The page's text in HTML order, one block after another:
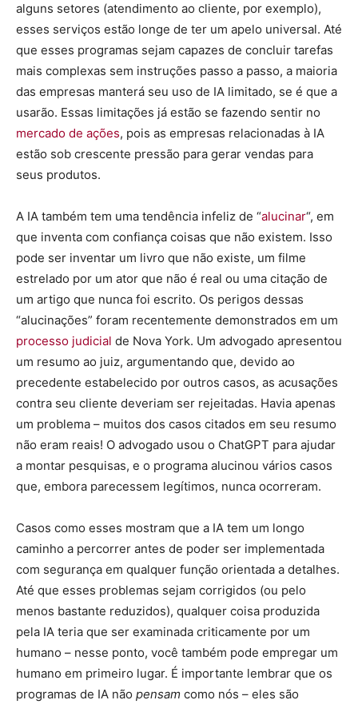
alguns setores (atendimento ao cliente, por exemplo),
esses serviços estão longe de ter um apelo universal. Até
que esses programas sejam capazes de concluir tarefas
mais complexas sem instruções passo a passo, a maioria
das empresas manterá seu uso de IA limitado, se é que a
usarão. Essas limitações já estão se fazendo sentir no
mercado de ações, pois as empresas relacionadas à IA
estão sob crescente pressão para gerar vendas para
seus produtos.
A IA também tem uma tendência infeliz de “alucinar“, em
que inventa com confiança coisas que não existem. Isso
pode ser inventar um livro que não existe, um filme
estrelado por um ator que não é real ou uma citação de
um artigo que nunca foi escrito. Os perigos dessas
“alucinações” foram recentemente demonstrados em um
processo judicial de Nova York. Um advogado apresentou
um resumo ao juiz, argumentando que, devido ao
precedente estabelecido por outros casos, as acusações
contra seu cliente deveriam ser rejeitadas. Havia apenas
um problema – muitos dos casos citados em seu resumo
não eram reais! O advogado usou o ChatGPT para ajudar
a montar pesquisas, e o programa alucinou vários casos
que, embora parecessem legítimos, nunca ocorreram.
Casos como esses mostram que a IA tem um longo
caminho a percorrer antes de poder ser implementada
com segurança em qualquer função orientada a detalhes.
Até que esses problemas sejam corrigidos (ou pelo
menos bastante reduzidos), qualquer coisa produzida
pela IA teria que ser examinada criticamente por um
humano – nesse ponto, você também pode empregar um
humano em primeiro lugar. É importante lembrar que os
programas de IA não pensam como nós – eles são